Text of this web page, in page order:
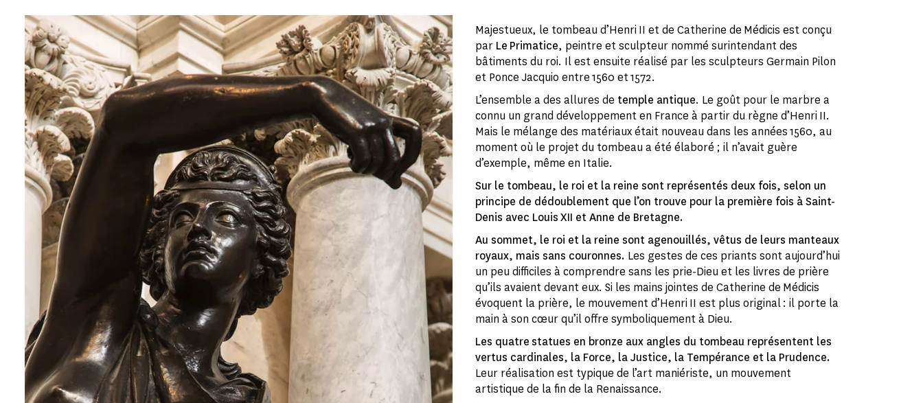
Majestueux, le tombeau d’Henri II et de Catherine de Médicis est conçu
par Le Primatice, peintre et sculpteur nommé surintendant des
bâtiments du roi. Il est ensuite réalisé par les sculpteurs Germain Pilon
et Ponce Jacquio entre 1560 et 1572.
L’ensemble a des allures de temple antique. Le goût pour le marbre a
connu un grand développement en France à partir du règne d’Henri II.
Mais le mélange des matériaux était nouveau dans les années 1560, au
moment où le projet du tombeau a été élaboré ; il n’avait guère
d’exemple, même en Italie.
Sur le tombeau, le roi et la reine sont représentés deux fois, selon un
principe de dédoublement que l’on trouve pour la première fois à Saint-
Denis avec Louis XII et Anne de Bretagne.
Au sommet, le roi et la reine sont agenouillés, vêtus de leurs manteaux
royaux, mais sans couronnes. Les gestes de ces priants sont aujourd’hui
un peu difficiles à comprendre sans les prie-Dieu et les livres de prière
qu’ils avaient devant eux. Si les mains jointes de Catherine de Médicis
évoquent la prière, le mouvement d’Henri II est plus original : il porte la
main à son cœur qu’il offre symboliquement à Dieu.
Les quatre statues en bronze aux angles du tombeau représentent les
vertus cardinales, la Force, la Justice, la Tempérance et la Prudence.
Leur réalisation est typique de l’art maniériste, un mouvement
artistique de la fin de la Renaissance.